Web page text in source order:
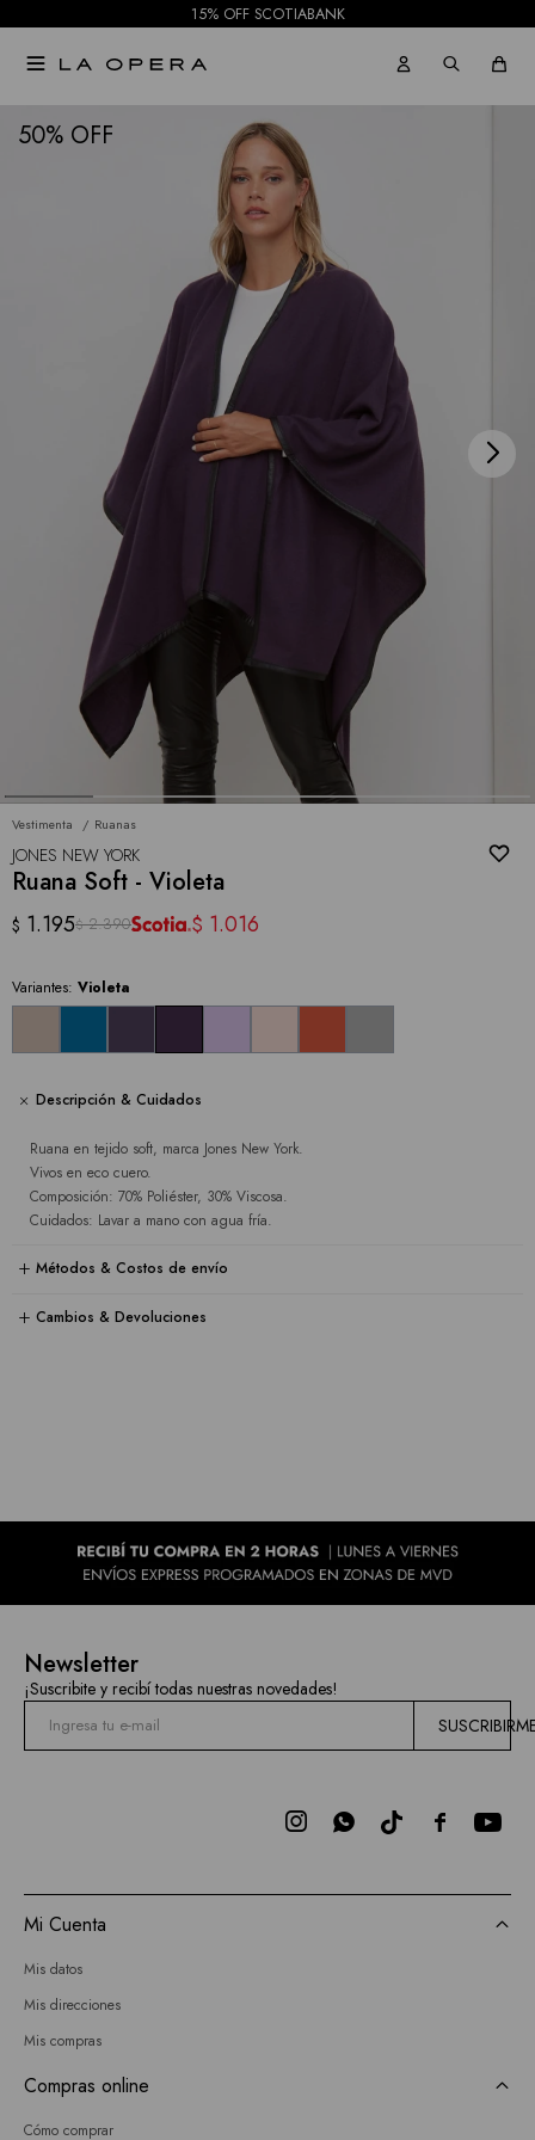
15% OFF SCOTIABANK

50
Vestimenta Ruanas
JONES NEW YORK
Ruana Soft - Violeta
$ 1.195$ 2.390 $ 1.016
Variantes: Violeta
Descripción & Cuidados
Ruana en tejido soft, marca Jones New York.
Vivos en eco cuero.
Composición: 70% Poliéster, 30% Viscosa.
Cuidados: Lavar a mano con agua fría.
Métodos & Costos de envío
Cambios & Devoluciones
NOTIFICARME
Newsletter
¡Suscribite y recibí todas nuestras novedades!

 
Mi Cuenta
Mis datos
Mis direcciones
Mis compras
Compras online
Cómo comprar